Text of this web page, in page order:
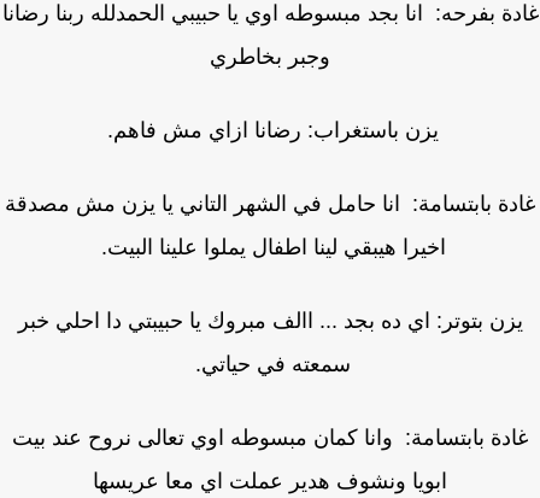
بفرحه: انا بجد مبسوطه اوي يا حبيبي الحمدلله ربنا رضانا
وجبر بخاطري
يزن باستغراب: رضانا ازاي مش فاهم.
بابتسامة: انا حامل في الشهر التاني يا يزن مش مصدقة
اخيرا هيبقي لينا اطفال يملوا علينا البيت.
بتوتر: اي ده بجد ... االف مبروك يا حبيبتي دا احلي خبر
سمعته في حياتي.
بابتسامة: وانا كمان مبسوطه اوي تعالى نروح عند بيت
ابويا ونشوف هدير عملت اي معا عريسها